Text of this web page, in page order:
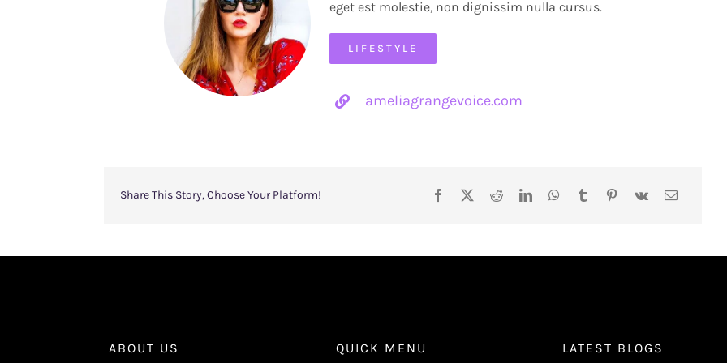
eget est molestie, non dignissim nulla cursus.
LIFESTYLE
ameliagrangevoice.com
Share This Story, Choose Your Platform!
ABOUT US QUICK MENU LATEST BLOGS